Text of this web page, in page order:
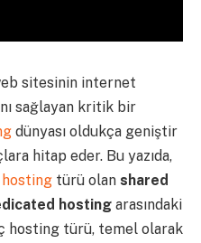
sitesinin internet
sağlayan kritik bir
dünyası oldukça geniştir
hitap eder. Bu yazıda,
türü olan shared
hosting arasındaki
hosting türü, temel olarak